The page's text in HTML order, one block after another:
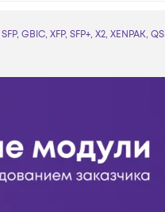
SFP, GBIC, XFP, SFP+, X2, XENPAK,